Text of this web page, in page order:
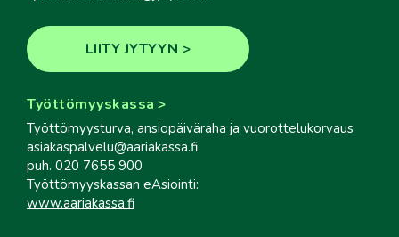
LIITY JYTYYN
Työttömyyskassa
Työttömyysturva, ansiopäiväraha ja vuorottelukorvaus
asiakaspalvelu@aariakassa.fi
puh. 020 7655 900
Työttömyyskassan eAsiointi:
www.aariakassa.fi